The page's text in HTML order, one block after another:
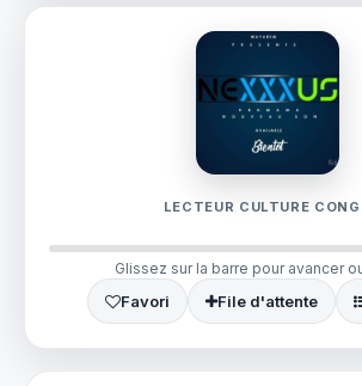
LECTEUR CULTURE
Glissez sur la barre pour avancer
Favori File d'attente